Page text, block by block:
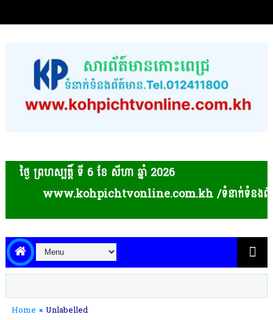
ថ្ងៃ ព្រហស្បត្ដិ៍ ទី 6​ ខែ សីហា ឆ្នាំ 2026
/ទំនាក់ទំនងព័ត៌មាន និងផ្សព្វផ្សាយ
Home Unlabelled